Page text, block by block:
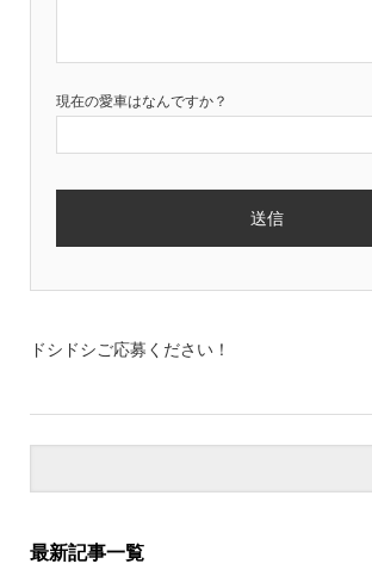
現在の愛車はなんですか？
ドシドシご応募ください！
最新記事一覧